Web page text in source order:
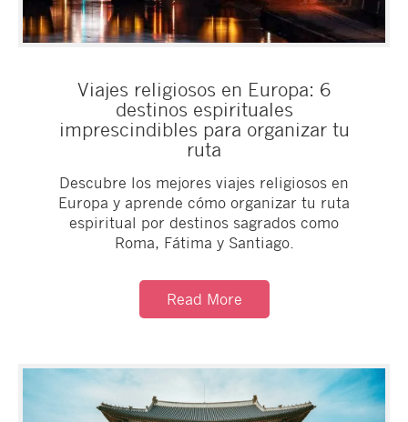
Viajes religiosos en Europa: 6
destinos espirituales
imprescindibles para organizar tu
ruta
Descubre los mejores viajes religiosos en
Europa y aprende cómo organizar tu ruta
espiritual por destinos sagrados como
Roma, Fátima y Santiago.
Read More